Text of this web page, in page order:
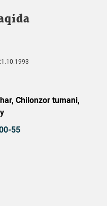
Chilonzor tumani,
55